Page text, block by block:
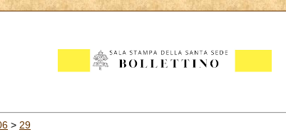
> 29